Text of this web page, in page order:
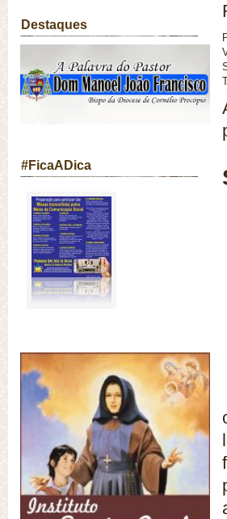
Destaques
#FicaADica